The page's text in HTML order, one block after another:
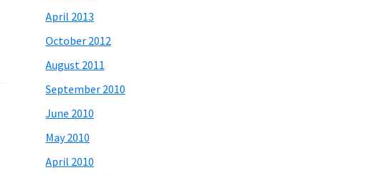
April 2013
October 2012
August 2011
September 2010
June 2010
May 2010
April 2010